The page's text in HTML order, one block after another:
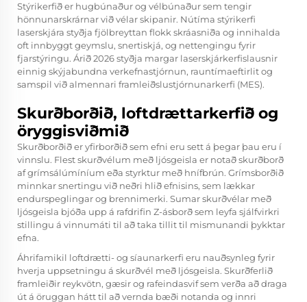
Stýrikerfið er hugbúnaður og vélbúnaður sem tengir
hönnunarskrárnar við vélar skipanir. Nútíma stýrikerfi
laserskjára styðja fjölbreyttan flokk skráasniða og innihalda
oft innbyggt geymslu, snertiskjá, og nettengingu fyrir
fjarstýringu. Árið 2026 styðja margar laserskjárkerfislausnir
einnig skýjabundna verkefnastjórnun, rauntímaeftirlit og
samspil við almennari framleiðslustjórnunarkerfi (MES).
Skurðborðið, loftdrættarkerfið og
öryggisviðmið
Skurðborðið er yfirborðið sem efni eru sett á þegar þau eru í
vinnslu. Flest skurðvélum með ljósgeisla er notað skurðborð
af grímsálúmíníum eða styrktur með hnífbrún. Grímsborðið
minnkar snertingu við neðri hlið efnisins, sem lækkar
endurspeglingar og brennimerki. Sumar skurðvélar með
ljósgeisla bjóða upp á rafdrifin Z-ásborð sem leyfa sjálfvirkri
stillingu á vinnumáti til að taka tillit til mismunandi þykktar
efna.
Áhrifamikil loftdrætti- og síaunarkerfi eru nauðsynleg fyrir
hverja uppsetningu á skurðvél með ljósgeisla. Skurðferlið
framleiðir reykvötn, gæsir og rafeindasvif sem verða að draga
út á öruggan hátt til að vernda bæði notanda og innri